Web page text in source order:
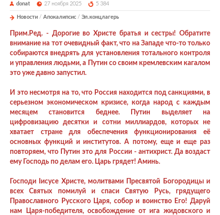
donat 27 ноября 2025 5 384
Новости / Апокалипсис / Эл.концлагерь
Прим.Ред. - Дорогие во Христе братья и сестры! Обратите
внимание на тот очевидный факт, что на Западе что-то только
собираются внедрять для установления тотального контроля
и управления людьми, а Путин со своим кремлевским кагалом
это уже давно запустил.
И это несмотря на то, что Россия находится под санкциями, в
серьезном экономическом кризисе, когда народ с каждым
месяцем становится беднее. Путин выделяет на
цифровизацию десятки и сотни миллиардов, которых не
хватает стране для обеспечения функционирования её
основных функций и институтов. А потому, еще и еще раз
повторяем, что Путин это для России - антихрист. Да воздаст
ему Господь по делам его. Царь грядет! Аминь.
Господи Iисусе Христе, молитвами Пресвятой Богородицы и
всех Святых помилуй и спаси Святую Русь, грядущего
Православного Русского Царя, собор и воинство Его! Даруй
нам Царя-победителя, освобождение от ига жидовского и